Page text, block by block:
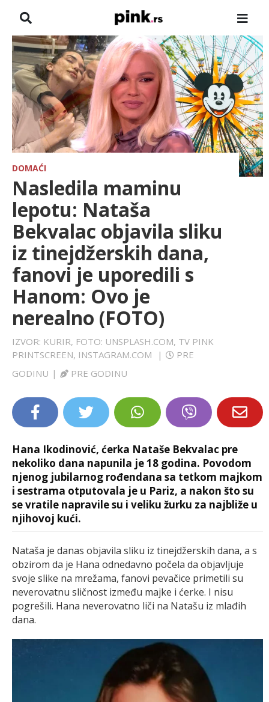
NASLOVNA
VESTI
ZADRUGA
SHOWBIZ
HRONIKA
FARMERI
TV
SPORT
LIFESTYLE
EXTRA
DOMAĆI
Nasledila maminu
lepotu: Nataša
Bekvalac objavila sliku
iz tinejdžerskih dana,
fanovi je uporedili s
Hanom: Ovo je
nerealno (FOTO)
IZVOR: KURIR, FOTO: UNSPLASH.COM, TV PINK
PRINTSCREEN, INSTAGRAM.COM
|
PRE
GODINU | PRE GODINU
Hana Ikodinović, ćerka Nataše Bekvalac pre
nekoliko dana napunila je 18 godina. Povodom
njenog jubilarnog rođendana sa tetkom majkom
i sestrama otputovala je u Pariz, a nakon što su
se vratile napravile su i veliku žurku za najbliže u
njihovoj kući.
Nataša je danas objavila sliku iz tinejdžerskih dana, a s
obzirom da je Hana odnedavno počela da objavljuje
svoje slike na mrežama, fanovi pevačice primetili su
neverovatnu sličnost između majke i ćerke. I nisu
pogrešili. Hana neverovatno liči na Natašu iz mlađih
dana.